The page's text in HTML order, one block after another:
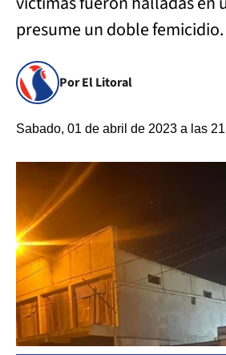
presume un doble femicidio.
Por El Litoral
Sabado, 01 de abril de 2023 a las